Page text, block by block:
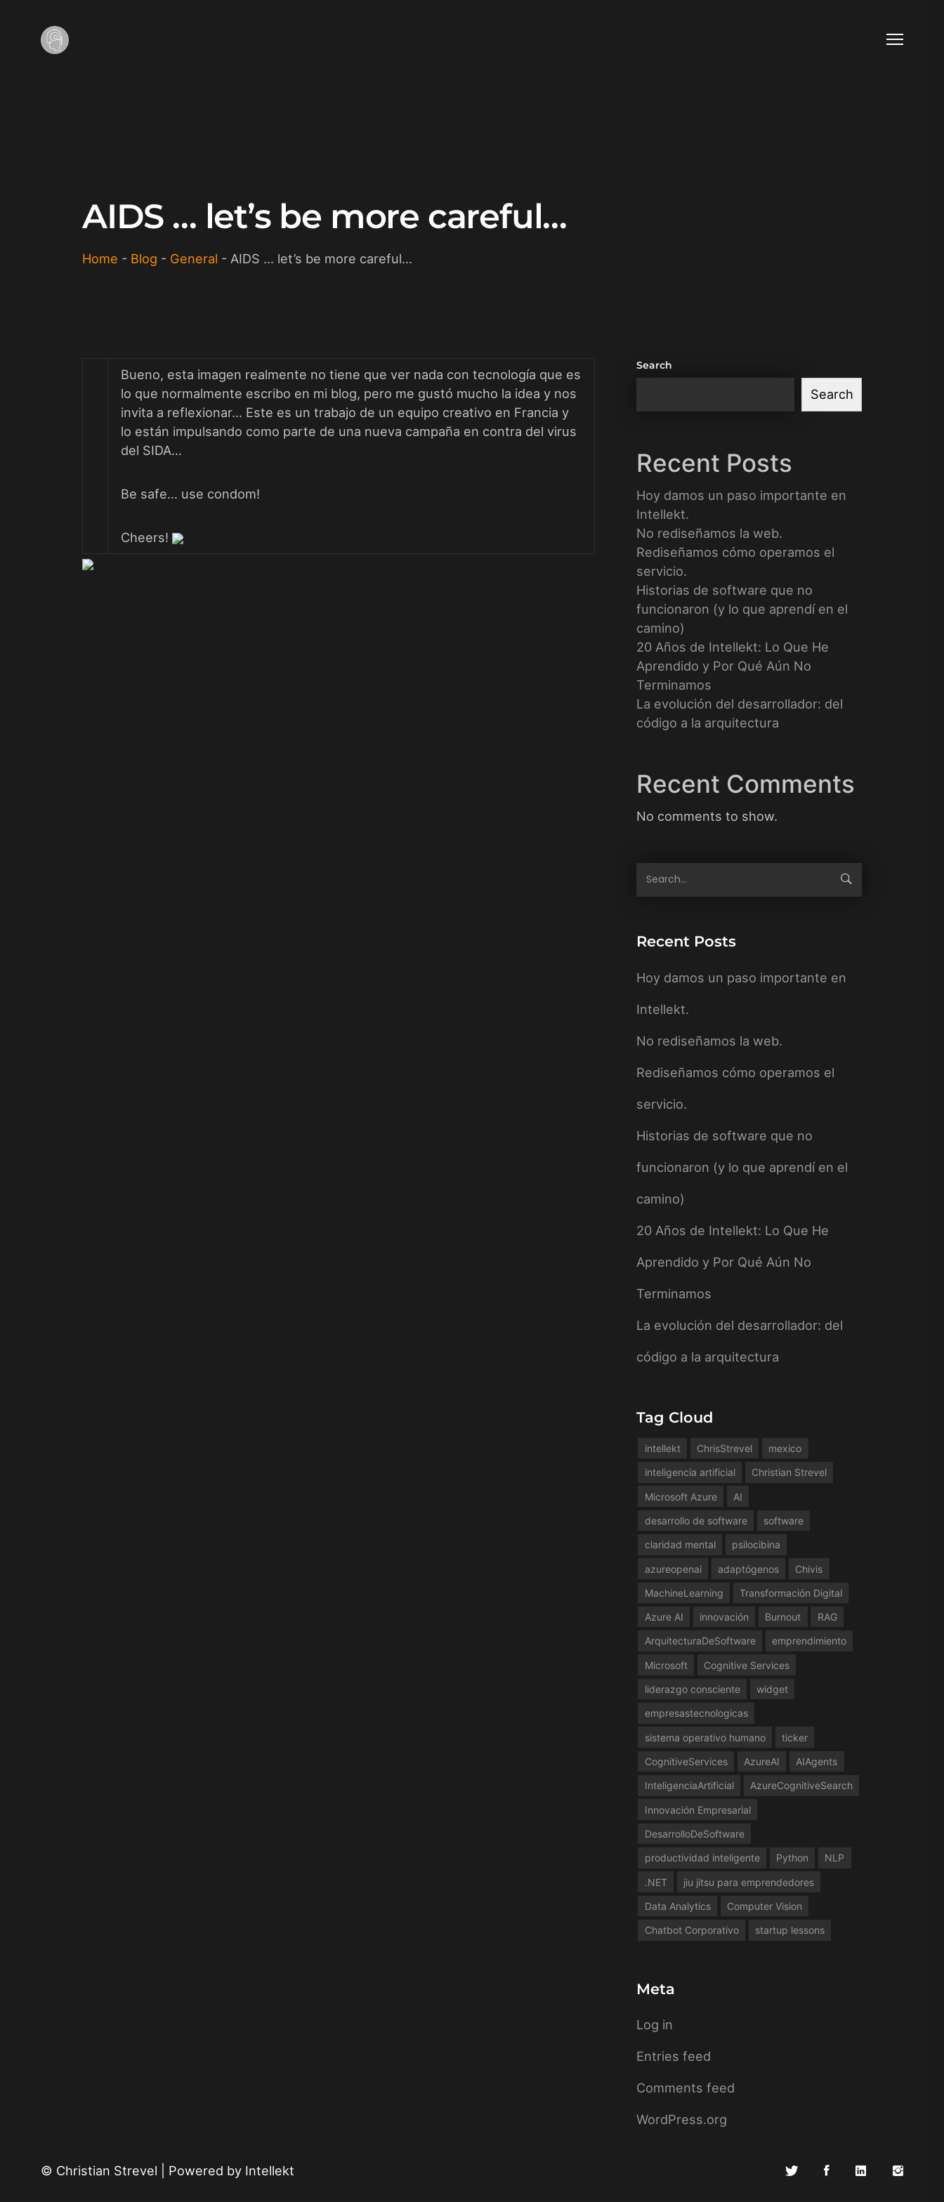
AIDS … let’s be more careful…
Home - Blog - General - AIDS … let’s be more careful…
Bueno, esta imagen realmente no tiene que ver nada con tecnología que es
lo que normalmente escribo en mi blog, pero me gustó mucho la idea y nos
invita a reflexionar… Este es un trabajo de un equipo creativo en Francia y
lo están impulsando como parte de una nueva campaña en contra del virus
del SIDA…
Be safe… use condom!
Cheers!
Search
Search
Recent Posts
Hoy damos un paso importante en
Intellekt.
No rediseñamos la web.
Rediseñamos cómo operamos el
servicio.
Historias de software que no
funcionaron (y lo que aprendí en el
camino)
20 Años de Intellekt: Lo Que He
Aprendido y Por Qué Aún No
Terminamos
La evolución del desarrollador: del
código a la arquitectura
Recent Comments
No comments to show.
Recent Posts
Hoy damos un paso importante en
Intellekt.
No rediseñamos la web.
Rediseñamos cómo operamos el
servicio.
Historias de software que no
funcionaron (y lo que aprendí en el
camino)
20 Años de Intellekt: Lo Que He
Aprendido y Por Qué Aún No
Terminamos
La evolución del desarrollador: del
código a la arquitectura
Tag Cloud
intellekt ChrisStrevel mexico
inteligencia artificial Christian Strevel
Microsoft Azure AI
desarrollo de software software
claridad mental psilocibina
azureopenai adaptógenos Chivis
MachineLearning Transformación Digital
Azure AI innovación Burnout RAG
ArquitecturaDeSoftware emprendimiento
Microsoft Cognitive Services
liderazgo consciente widget
empresastecnologicas
sistema operativo humano ticker
CognitiveServices AzureAI AIAgents
InteligenciaArtificial AzureCognitiveSearch
Innovación Empresarial
DesarrolloDeSoftware
productividad inteligente Python NLP
.NET jiu jitsu para emprendedores
Data Analytics Computer Vision
Chatbot Corporativo startup lessons
Meta
Log in
Entries feed
Comments feed
WordPress.org
© Christian Strevel | Powered by Intellekt